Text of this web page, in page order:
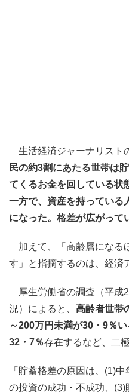
生活経済ジャーナリスト
民の約3割にあたる世帯は
てくるお金を回している状
一方で、資産を持っている
になった。格差が広がって
加えて、「高齢層になる
す」と指摘するのは、経済
厚生労働省の調査（平成
況）によると、 高齢者世帯
～200万円未満が30・9％
32・7％存在するなど、二
「貯蓄格差の原因は、(1)
の投資の成功・不成功、(3)